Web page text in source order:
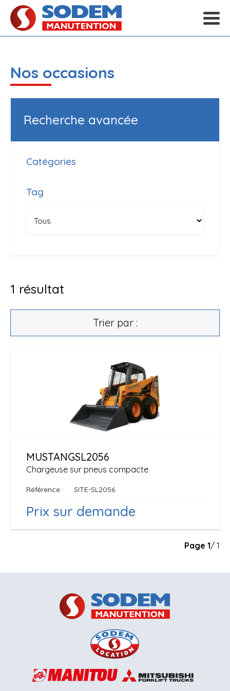
Nos occasions
Recherche avancée
Catégories
Tag
1 résultat
Trier par :
Chargeuse sur pneus compacte
MUSTANGSL2056
Référence SITE-SL2056
Prix sur demande
Page 1/ 1